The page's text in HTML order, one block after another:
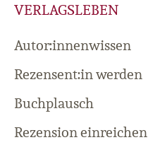
VERLAGSLEBEN
Autor:innenwissen
Rezensent:in werden
Buchplausch
Rezension einreichen